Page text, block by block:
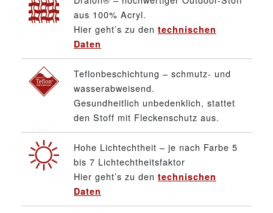
aus 100% Acryl.
Hier geht’s zu den technischen
Daten
Teflonbeschichtung – schmutz- und
wasserabweisend.
Gesundheitlich unbedenklich, stattet
den Stoff mit Fleckenschutz aus.
Hohe Lichtechtheit – je nach Farbe 5
bis 7 Lichtechtheitsfaktor
Hier geht’s zu den technischen
Daten